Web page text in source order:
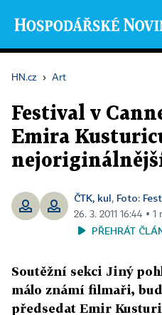
HN.cz › Art
Festival v
Emira
ČTK, kul, Foto:
26. 3. 2011 16:44 ▪
PŘEHRÁT
Soutěžní sekci Jiný
málo známí filmaři,
předsedat Emir